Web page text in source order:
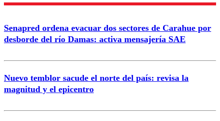
Enviar comentario
Senapred ordena evacuar dos sectores de Carahue por
desborde del río Damas: activa mensajería SAE
Nuevo temblor sacude el norte del país: revisa la
magnitud y el epicentro